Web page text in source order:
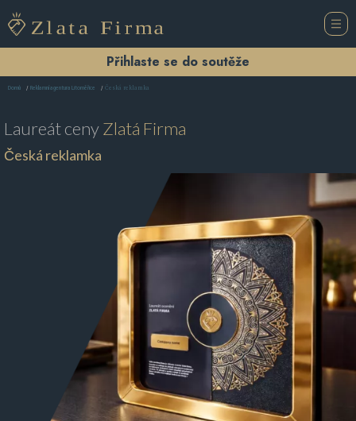
Přihlaste se do soutěže
Domů Reklamní agentura Litoměřice Česká reklamka
Laureát cenyZlatá Firma
Česká reklamka